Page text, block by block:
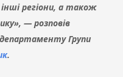
регіони, а також
— розповів
Групи
.